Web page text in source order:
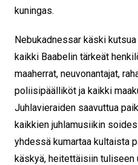
kuningas.
Nebukadnessar käski
kaikki Baabelin tärkeät
maaherrat, neuvonantajat,
poliisipäälliköt ja kaikki
Juhlavieraiden saavuttua
kaikkien juhlamusiikin
yhdessä kumartaa kultaista
käskyä, heitettäisiin tuliseen